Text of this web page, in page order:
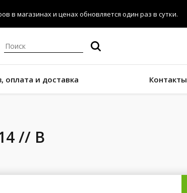
магазинах и ценах обновляется один раз в сутки.
оплата и доставка Контакты
// B